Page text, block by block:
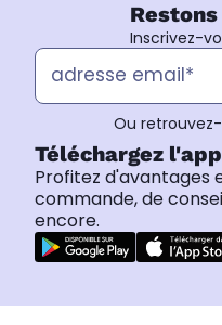
Inscrivez-
Ou
Téléchargez
Profitez d'avantages
commande, de
encore.